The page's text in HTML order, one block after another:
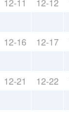
12-11 12-12
12-16 12-17
12-21 12-22